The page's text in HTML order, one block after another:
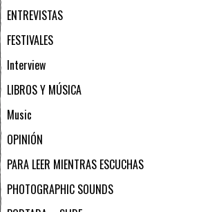
ENTREVISTAS
FESTIVALES
Interview
LIBROS Y MÚSICA
Music
OPINIÓN
PARA LEER MIENTRAS ESCUCHAS
PHOTOGRAPHIC SOUNDS